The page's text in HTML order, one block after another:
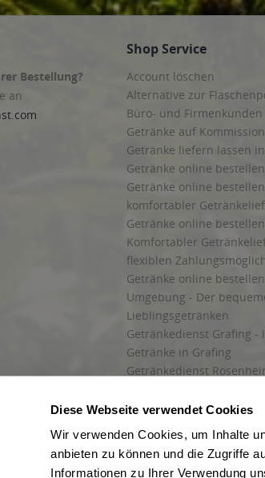
Diese Webseite verwendet Cookies
Wir verwenden Cookies, um Inhalte
anbieten zu können und die Zugriffe
Informationen zu Ihrer Verwendung
Bestellung?
an
Shop Service
Account löschen
Alternative zur
Büro- und Firmenkunden
Getränke auf
Getränke liefern lassen
Getränke online
Getränke online
komfortabler
Getränke online
Komfortabler
flexiblen
Getränke online
Umgebung - Der
Lieblingsgetränken
Getränkedienst Grafing
Getränke in Grafing
Getränkedienst
und Umgebung
Liefergebiet
Lieferservice für Getränke